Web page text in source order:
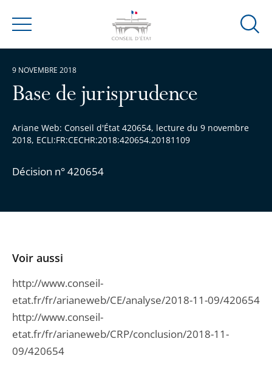
Menu
Ouvrir
Base de jurisprudence
Ariane Web: Conseil d'État 420654, lecture du 9 novembre
2018, ECLI:FR:CECHR:2018:420654.20181109
Décision n° 420654
9 NOVEMBRE 2018
Voir aussi
http://www.conseil-
etat.fr/fr/arianeweb/CE/analyse/2018-11-09/420654
http://www.conseil-
etat.fr/fr/arianeweb/CRP/conclusion/2018-11-
09/420654